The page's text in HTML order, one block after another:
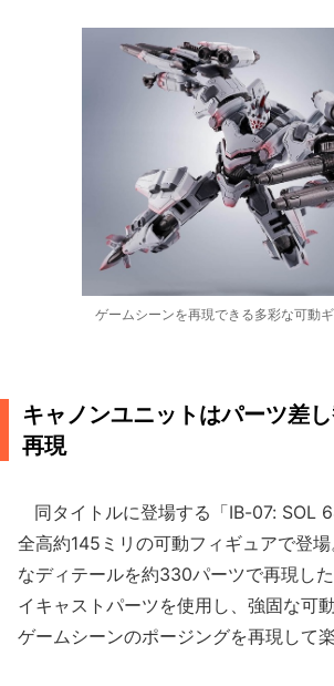
ゲームシーンを再現できる多彩な可動
キャノンユニットはパーツ差
再現
同タイトルに登場する「IB-07: SOL
全高約145ミリの可動フィギュアで登
なディテールを約330パーツで再現し
イキャストパーツを使用し、強固な可
ゲームシーンのポージングを再現して楽